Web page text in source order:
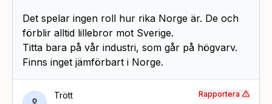
Det spelar ingen roll hur rika Norge är. De och
förblir alltid lillebror mot Sverige.
Titta bara på vår industri, som går på högvarv.
Finns inget jämförbart i Norge.
Trött Rapportera